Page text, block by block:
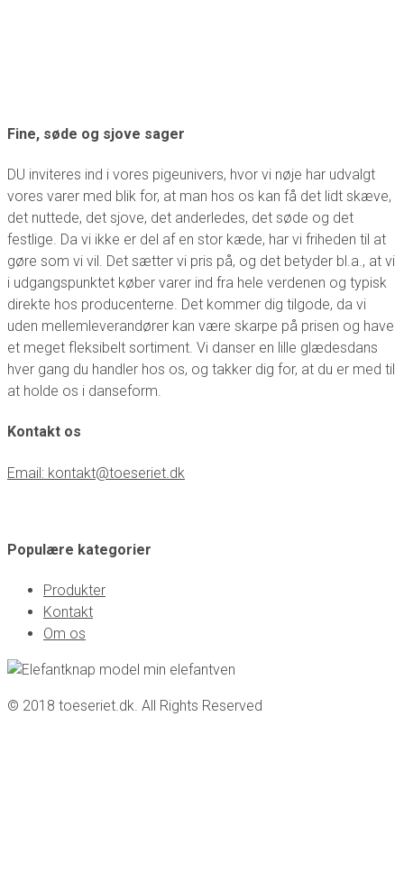
Fine, søde og sjove sager
DU inviteres ind i vores pigeunivers, hvor vi nøje har udvalgt
vores varer med blik for, at man hos os kan få det lidt skæve,
det nuttede, det sjove, det anderledes, det søde og det
festlige. Da vi ikke er del af en stor kæde, har vi friheden til at
gøre som vi vil. Det sætter vi pris på, og det betyder bl.a., at vi
i udgangspunktet køber varer ind fra hele verdenen og typisk
direkte hos producenterne. Det kommer dig tilgode, da vi
uden mellemleverandører kan være skarpe på prisen og have
et meget fleksibelt sortiment. Vi danser en lille glædesdans
hver gang du handler hos os, og takker dig for, at du er med til
at holde os i danseform.
Kontakt os
Email: kontakt@toeseriet.dk
Populære kategorier
Produkter
Kontakt
Om os
© 2018 toeseriet.dk. All Rights Reserved